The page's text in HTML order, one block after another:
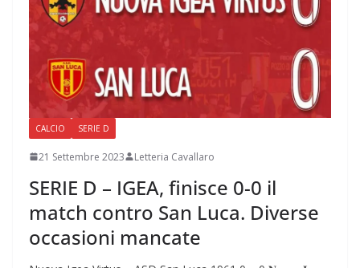
CALCIO SERIE D
21 Settembre 2023 Letteria Cavallaro
SERIE D – IGEA, finisce 0-0 il
match contro San Luca. Diverse
occasioni mancate